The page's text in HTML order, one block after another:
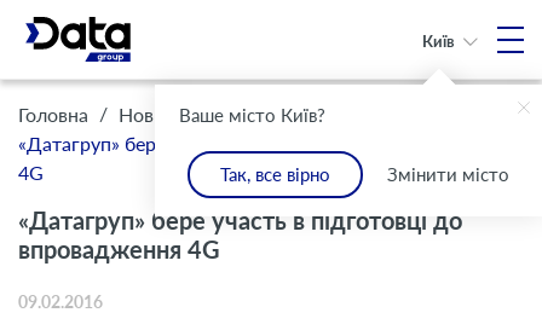
Ваше місто Київ?
Так, все вірно Змінити місто
Київ
Головна / Новини /
«Датагруп» бере участь в підготовці до впровадження
4G
«Датагруп» бере участь в підготовці до
впровадження 4G
09.02.2016